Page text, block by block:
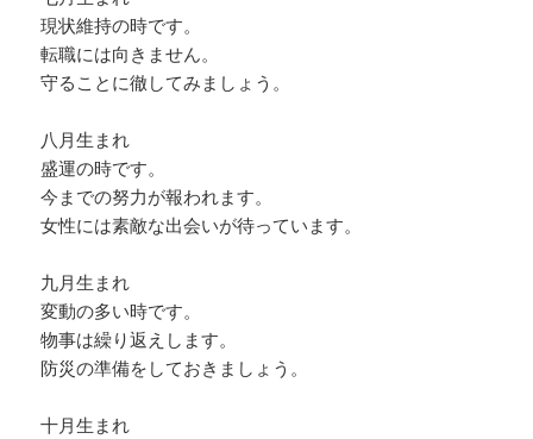
現状維持の時です。
転職には向きません。
守ることに徹してみましょう。
八月生まれ
盛運の時です。
今までの努力が報われます。
女性には素敵な出会いが待っています。
九月生まれ
変動の多い時です。
物事は繰り返えします。
防災の準備をしておきましょう。
十月生まれ